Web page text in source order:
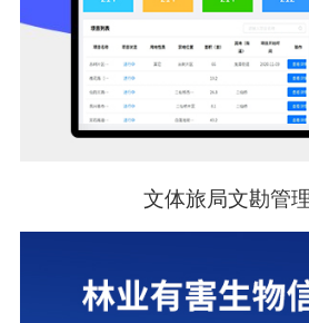
文体旅局文勘管